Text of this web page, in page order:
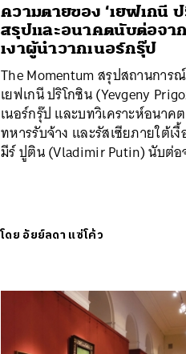
ความตายของ ‘เยฟเกนี
สรุปและอนาคตนับต่อจา
เงาผู้นำวากเนอร์กรุ๊ป
The Momentum สรุปสถานการ
เยฟเกนี ปริโกซิน (Yevgeny
เนอร์กรุ๊ป และบทวิเคราะห์อนาค
ทหารรับจ้าง และรัสเซียภายใต้เ
มีร์ ปูติน (Vladimir Putin) นับต่
โดย อัยย์ลดา แซ่โค้ว